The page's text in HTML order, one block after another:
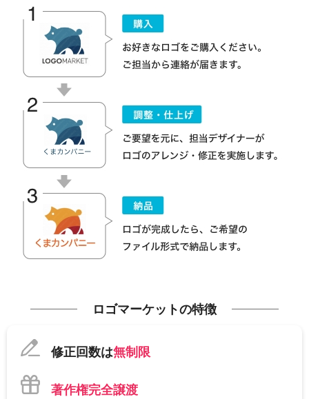
ロゴマーケットの特徴
修正回数は無制限
著作権完全譲渡